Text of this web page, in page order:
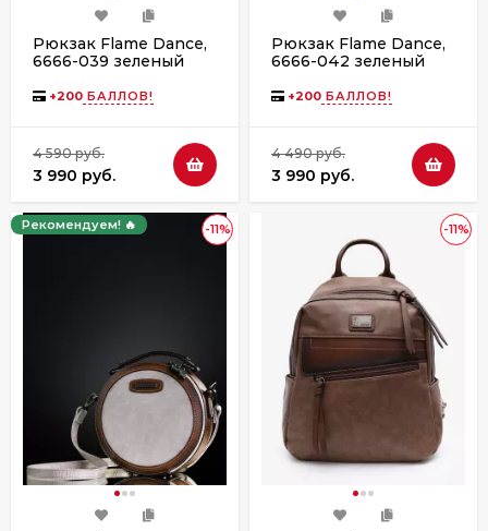
Рюкзак Flame Dance,
6666-039 зеленый
+200 БАЛЛОВ!
4 590 руб.
3 990 руб.
Рюкзак Flame Dance,
6666-042 зеленый
+200 БАЛЛОВ!
4 490 руб.
3 990 руб.
-11%
Рекомендуем! 🔥 -11%